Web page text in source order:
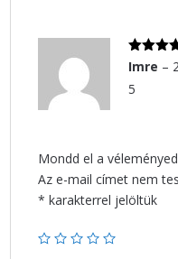
5/ 5
Imre –
5
Mondd el a véleményed
Az e-mail címet nem
* karakterrel jelöltük